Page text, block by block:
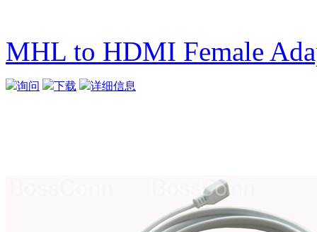
MHL to HDMI Female
询问 下载 详细信息